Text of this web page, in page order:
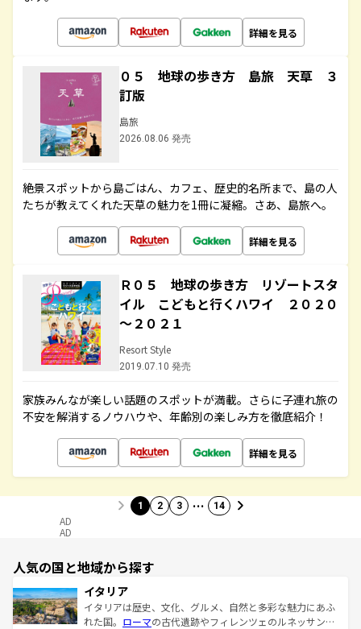
詳細を見る
０５ 地球の歩き方 島旅 天草 ３
訂版
島旅
2026.08.06 発売
絶景スポットから島ごはん、カフェ、歴史的名所まで、島の人
たちが教えてくれた天草の魅力を1冊に凝縮。さあ、島旅へ。
詳細を見る
Ｒ０５ 地球の歩き方 リゾートスタ
イル こどもと行くハワイ ２０２０
～２０２１
Resort Style
2019.07.10 発売
家族みんなが楽しい話題のスポットが満載。さらに子連れ旅の
不安を解消するノウハウや、年齢別の楽しみ方を徹底紹介！
詳細を見る
1 2 3 … 14
AD
AD
人気の国と地域から探す
イタリア
イタリアは歴史、文化、グルメ、自然と多彩な魅力にあふ
れた国。 ローマの古代遺跡やフィレンツェのルネッサンス